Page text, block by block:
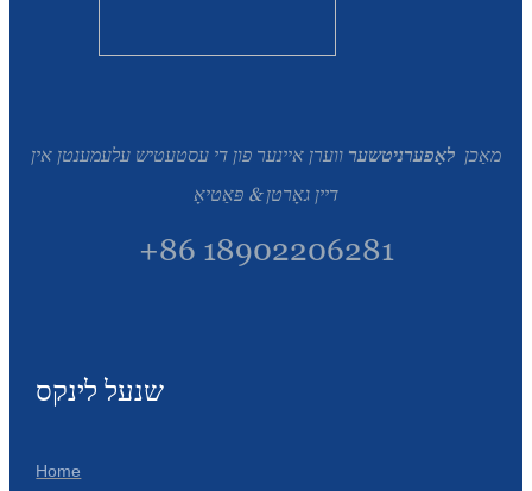
מאַכן לאָפערניטשער ווערן איינער פון די עסטעטיש עלעמענטן אין
דיין גאָרטן & פּאַטיאָ
+86 18902206281
שנעל לינקס
Home